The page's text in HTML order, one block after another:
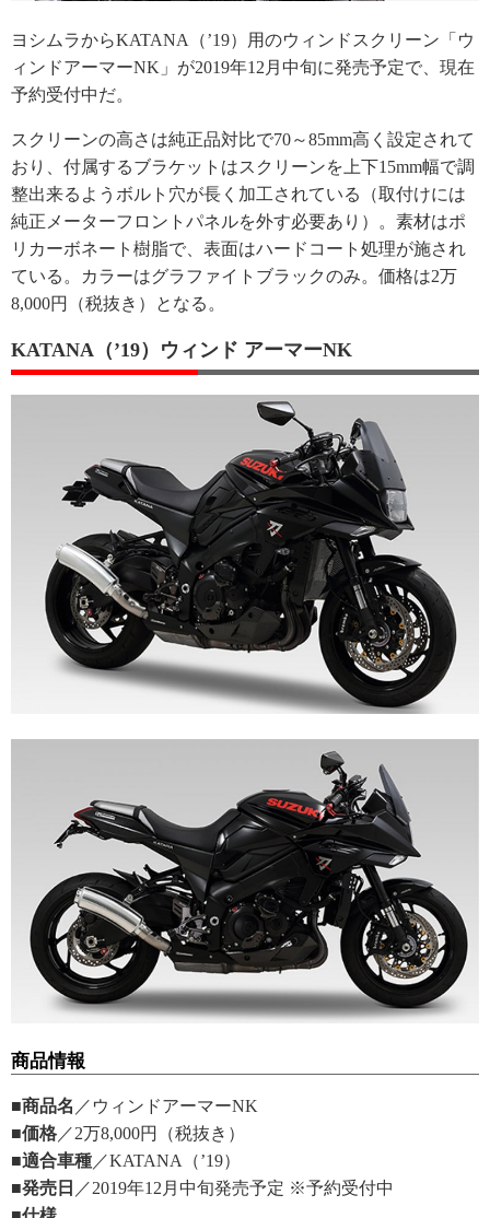
ヨシムラからKATANA（’19）用のウィンドスクリーン「ウ
ィンドアーマーNK」が2019年12月中旬に発売予定で、現在
予約受付中だ。
スクリーンの高さは純正品対比で70～85mm高く設定されて
おり、付属するブラケットはスクリーンを上下15mm幅で調
整出来るようボルト穴が長く加工されている（取付けには
純正メーターフロントパネルを外す必要あり）。素材はポ
リカーボネート樹脂で、表面はハードコート処理が施され
ている。カラーはグラファイトブラックのみ。価格は2万
8,000円（税抜き）となる。
KATANA（’19）ウィンド アーマーNK
商品情報
■商品名 ／ウィンドアーマーNK
■価格 ／2万8,000円（税抜き）
■適合車種 ／KATANA（’19）
■発売日 ／2019年12月中旬発売予定 ※予約受付中